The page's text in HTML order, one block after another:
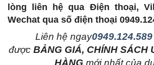
lòng liên hệ qua Điện thoại,
Wechat qua số điện thoại
Liên hệ ngay0949.124.589
được BẢNG GIÁ, CHÍNH SÁCH
HÀNG mới nhất của